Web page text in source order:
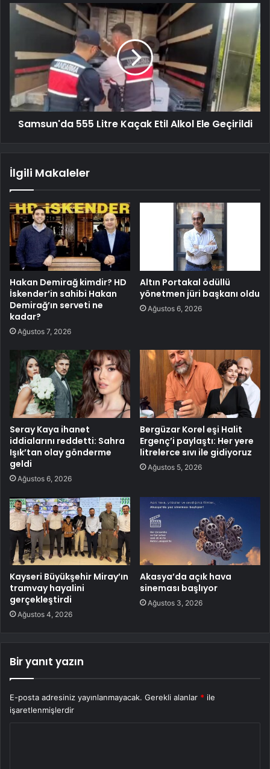
Samsun'da 555 Litre Kaçak Etil Alkol Ele Geçirildi
İlgili Makaleler
Hakan Demirağ kimdir? HD
İskender’in sahibi Hakan
Demirağ’ın serveti ne
kadar?
Ağustos 7, 2026
Altın Portakal ödüllü
yönetmen jüri başkanı oldu
Ağustos 6, 2026
Seray Kaya ihanet
iddialarını reddetti: Sahra
Işık’tan olay gönderme
geldi
Ağustos 6, 2026
Bergüzar Korel eşi Halit
Ergenç’i paylaştı: Her yere
litrelerce sıvı ile gidiyoruz
Ağustos 5, 2026
Kayseri Büyükşehir Miray’ın
tramvay hayalini
gerçekleştirdi
Ağustos 4, 2026
Akasya’da açık hava
sineması başlıyor
Ağustos 3, 2026
Bir yanıt yazın
E-posta adresiniz yayınlanmayacak. Gerekli alanlar * ile
işaretlenmişlerdir